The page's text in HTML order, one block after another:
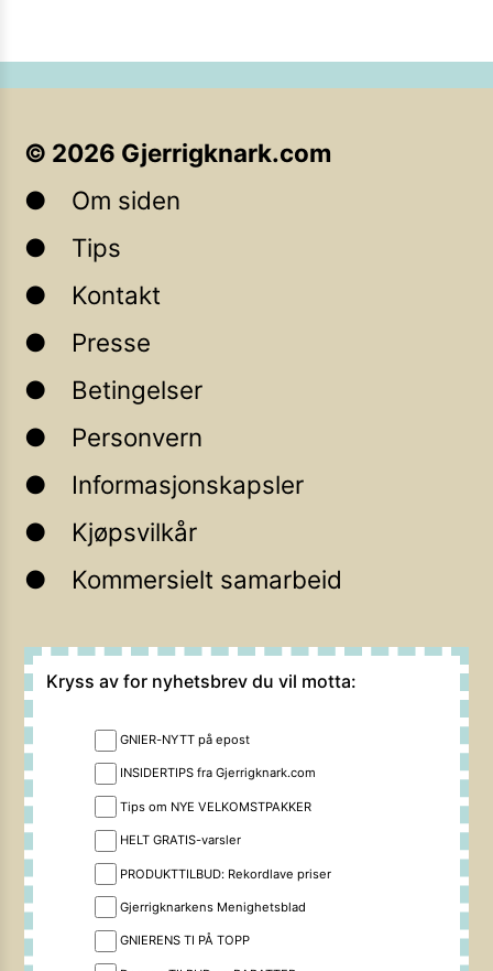
© 2026 Gjerrigknark.com
Om siden
Tips
Kontakt
Presse
Betingelser
Personvern
Informasjonskapsler
Kjøpsvilkår
Kommersielt samarbeid
Kryss av for nyhetsbrev du vil motta:
GNIER-NYTT på epost
INSIDERTIPS fra Gjerrigknark.com
Tips om NYE VELKOMSTPAKKER
HELT GRATIS-varsler
PRODUKTTILBUD: Rekordlave priser
Gjerrigknarkens Menighetsblad
GNIERENS TI PÅ TOPP